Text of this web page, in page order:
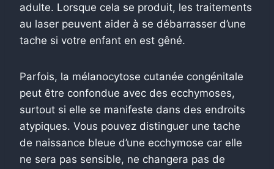
adulte. Lorsque cela se produit, les traitements
au laser peuvent aider à se débarrasser d’une
tache si votre enfant en est gêné.
Parfois, la mélanocytose cutanée congénitale
peut être confondue avec des ecchymoses,
surtout si elle se manifeste dans des endroits
atypiques. Vous pouvez distinguer une tache
de naissance bleue d’une ecchymose car elle
ne sera pas sensible, ne changera pas de